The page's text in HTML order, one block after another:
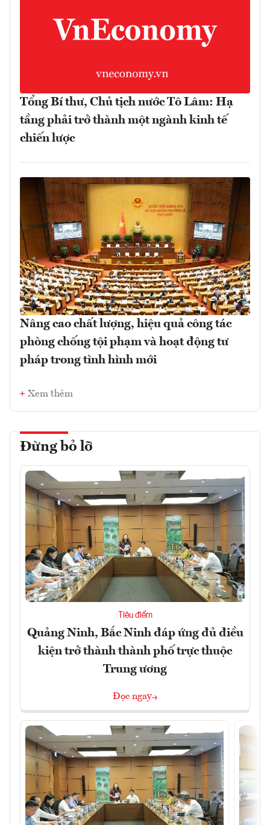
Tổng Bí thư, Chủ tịch nước Tô Lâm: Hạ
tầng phải trở thành một ngành kinh tế
chiến lược
Nâng cao chất lượng, hiệu quả công tác
phòng chống tội phạm và hoạt động tư
pháp trong tình hình mới
Xem thêm
Đừng bỏ lỡ
Tiêu điểm
Quảng Ninh, Bắc Ninh đáp ứng đủ điều
kiện trở thành thành phố trực thuộc
Trung ương
Đọc ngay